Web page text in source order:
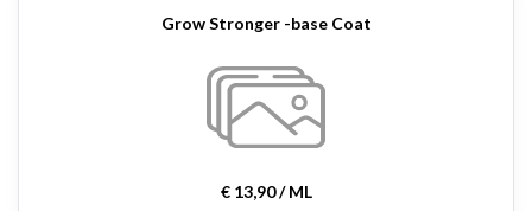
Grow Stronger -base Coat
€ 13,90 / ML